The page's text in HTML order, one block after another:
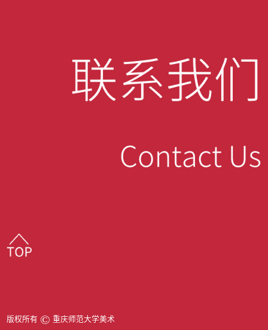
版权所有 © 重庆师范大学美术